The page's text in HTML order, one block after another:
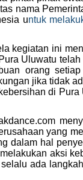
nama
untuk
kegiatan ini
Uluwatu telah
orang setiap
jika tidak
di Pura
yang
dalam hal
aksi
ada